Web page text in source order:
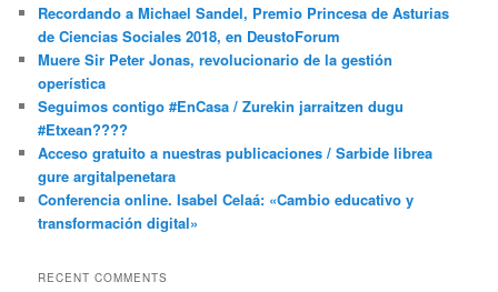
Recordando a Michael Sandel, Premio Princesa de Asturias
de Ciencias Sociales 2018, en DeustoForum
Muere Sir Peter Jonas, revolucionario de la gestión
operística
Seguimos contigo #EnCasa / Zurekin jarraitzen dugu
#Etxean????
Acceso gratuito a nuestras publicaciones / Sarbide librea
gure argitalpenetara
Conferencia online. Isabel Celaá: «Cambio educativo y
transformación digital»
RECENT COMMENTS